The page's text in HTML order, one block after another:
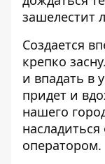
зашелестит
Создается
крепко
и впадать в
придет и
нашего
оператором.